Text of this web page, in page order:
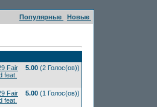
Популярные
Новые
Fair
feat.
5.00 (2 Голос(ов))
Fair
feat.
5.00 (1 Голос(ов))